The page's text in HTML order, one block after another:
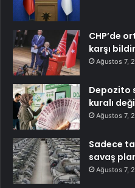
CHP’de
karşı
Ağustos 7,
Depozito
kuralı
Ağustos 7,
Sadece
savaş
Ağustos 7,